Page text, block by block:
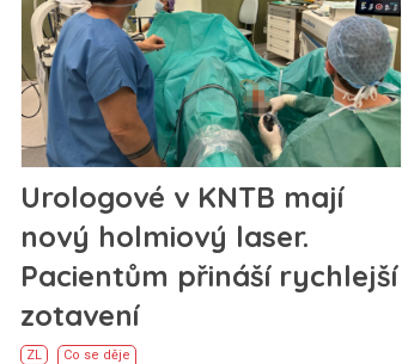
Urologové v KNTB mají
nový holmiový laser.
Pacientům přináší rychlejší
zotavení
ZL Co se děje